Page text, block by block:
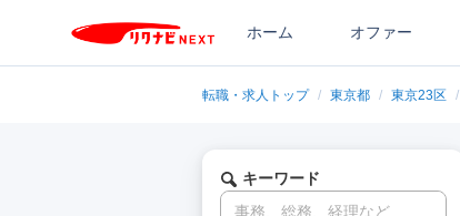
ホーム オファー
転職・求人トップ / 東京都 / 東京23区 /
キーワード